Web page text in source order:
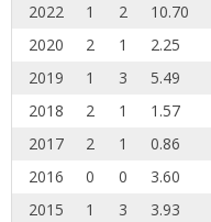
2022
1 2 10.70
2020
2 1 2.25
2019
1 3 5.49
2018
2 1 1.57
2017
2 1 0.86
2016
0 0 3.60
2015
1 3 3.93